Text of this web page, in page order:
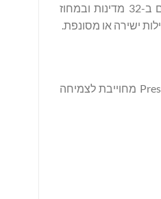
Alliant National, הנמצאת בלונגמונט קולורדו, היא חברת חתמים לביטוח בעלות טייטל עם למעלה מ-700 נציגים עצמאיים ב-32 מדינות ובמחוז
Presidio Investors היא חברת השקעות פרטית המתמקדת בהשקעות בחברות אשר נמצאות בשוק הביניים. Presidio Investors מחוייבת לצמיחה